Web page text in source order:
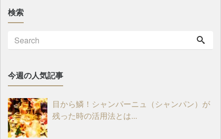
検索
今週の人気記事
目から鱗！シャンパーニュ（シャンパン）が
残った時の活用法とは...